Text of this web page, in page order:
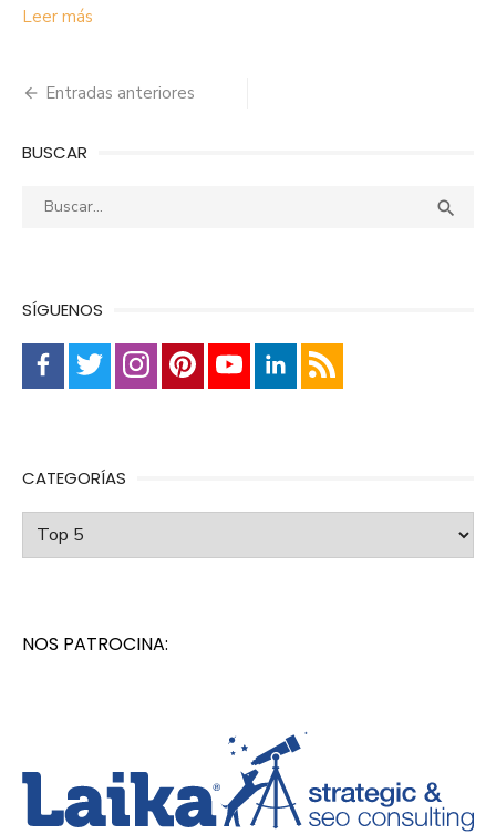
Leer más
Navegación
entradas
Entradas anteriores
BUSCAR
Buscar: 
SÍGUENOS
CATEGORÍAS
NOS PATROCINA: